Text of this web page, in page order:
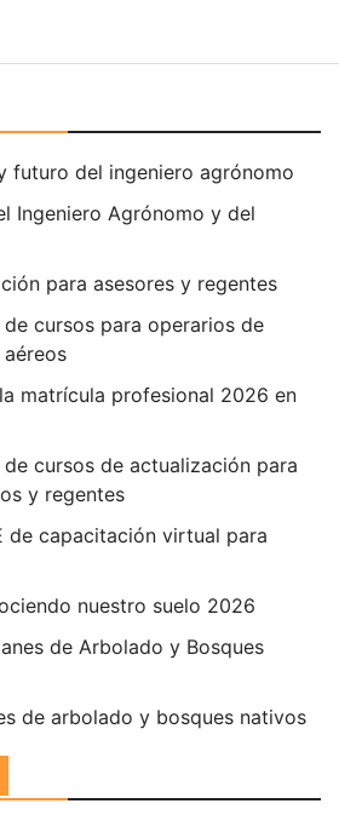
futuro del ingeniero agrónomo
Ingeniero Agrónomo y del
para asesores y regentes
cursos para operarios de
matrícula profesional 2026 en
cursos de actualización para
y regentes
de capacitación virtual para
nuestro suelo 2026
de Arbolado y Bosques
de arbolado y bosques nativos